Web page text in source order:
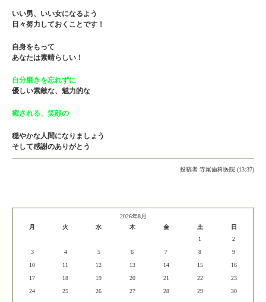
いい男、いい女になるよう
日々努力しておくことです！
自身をもって
あなたは素晴らしい！
自分磨きを忘れずに
優しい素敵な、魅力的な
癒される、笑顔の
穏やかな人間になりましょう
そして感謝のありがとう
投稿者 寺尾歯科医院 (13:37)
2026年8月
月
火 水 木 金 土
日
1
2
3
4 5 6 7 8
9
10
11 12 13 14 15
16
17
18 19 20 21 22
23
24
25 26 27 28 29
30